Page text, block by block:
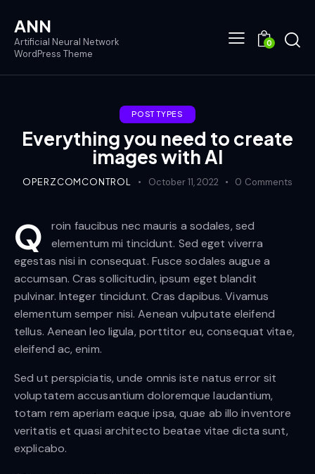
ANN
Artificial Neural Network
WordPress Theme
0
POST TYPES
Everything you need to create
images with AI
OPERZCOMCONTROL October 11, 2022 0 Comments
Q
roin faucibus nec mauris a sodales, sed
elementum mi tincidunt. Sed eget viverra
egestas nisi in consequat. Fusce sodales augue a
accumsan. Cras sollicitudin, ipsum eget blandit
pulvinar. Integer tincidunt. Cras dapibus. Vivamus
elementum semper nisi. Aenean vulputate eleifend
tellus. Aenean leo ligula, porttitor eu, consequat vitae,
eleifend ac, enim.
Sed ut perspiciatis, unde omnis iste natus error sit
voluptatem accusantium doloremque laudantium,
totam rem aperiam eaque ipsa, quae ab illo inventore
veritatis et quasi architecto beatae vitae dicta sunt,
explicabo.